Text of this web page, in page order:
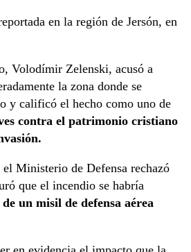
en la región de Jersón, en
Volodímir Zelenski, acusó a
la zona donde se
y calificó el hecho como uno de
contra el patrimonio cristiano
Ministerio de Defensa rechazó
que el incendio se habría
un misil de defensa aérea